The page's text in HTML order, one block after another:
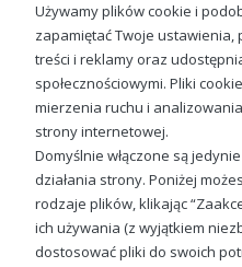
Gołębie dla gołębiarza
Sprawdź
Używamy plików cookie i
zapamiętać Twoje
treści i reklamy oraz
społecznościowymi. Pliki
mierzenia ruchu i
strony internetowej.
Domyślnie włączone są
działania strony. Poniżej
rodzaje plików, klikając
ich używania (z wyjątkiem
dostosować pliki do swoich